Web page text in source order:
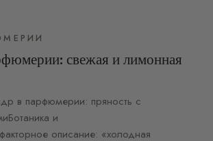
свежая и лимонная
в парфюмерии: пряность с
и
описание: «холодная